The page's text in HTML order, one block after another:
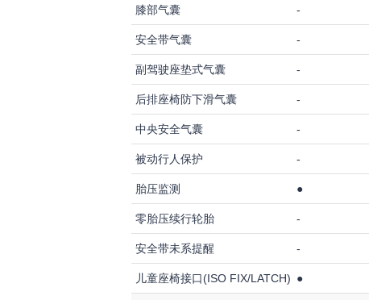
膝部气囊 -
安全带气囊 -
副驾驶座垫式气囊 -
后排座椅防下滑气囊 -
中央安全气囊 -
被动行人保护 -
胎压监测 ●
零胎压续行轮胎 -
安全带未系提醒 -
儿童座椅接口(ISO FIX/LATCH) ●